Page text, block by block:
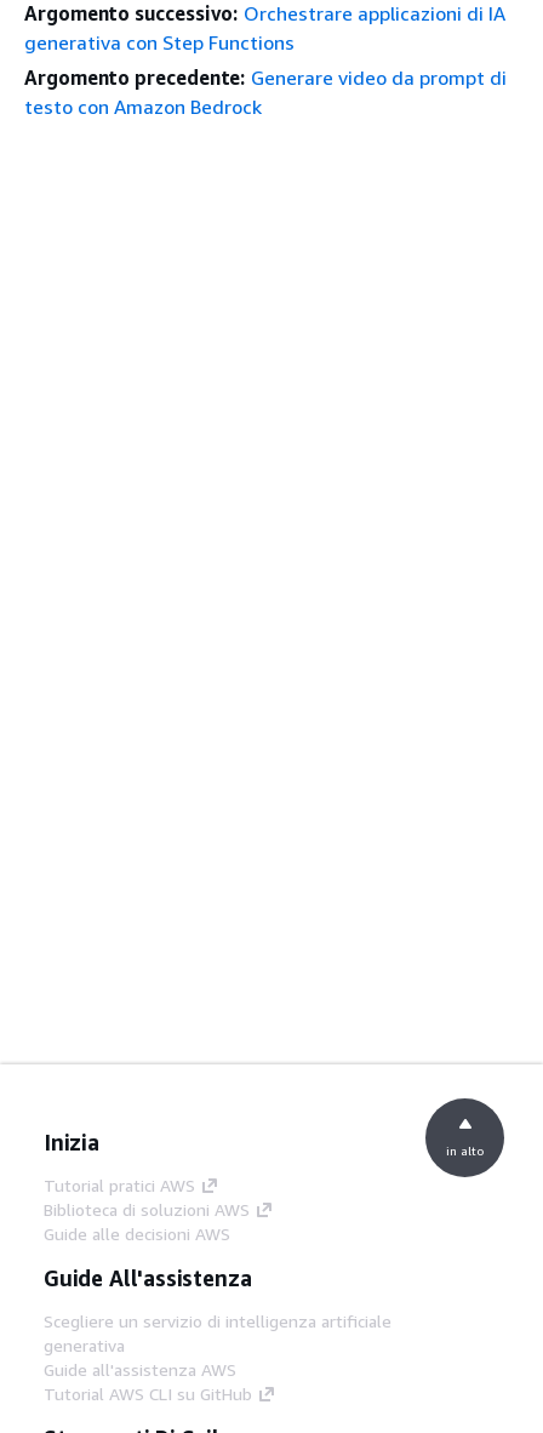
Argomento successivo: Orchestrare applicazioni di IA
generativa con Step Functions
Argomento precedente: Generare video da prompt di
testo con Amazon Bedrock
Inizia
Tutorial pratici AWS
Biblioteca di soluzioni AWS
Guide alle decisioni AWS
Guide All'assistenza
Scegliere un servizio di intelligenza artificiale
generativa
Guide all'assistenza AWS
Tutorial AWS CLI su GitHub
in alto